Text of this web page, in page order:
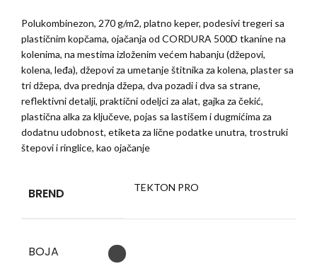
Polukombinezon, 270 g/m2, platno keper, podesivi tregeri sa
plastičnim kopčama, ojačanja od CORDURA 500D tkanine na
kolenima, na mestima izloženim većem habanju (džepovi,
kolena, leđa), džepovi za umetanje štitnika za kolena, plaster sa
tri džepa, dva prednja džepa, dva pozadi i dva sa strane,
reflektivni detalji, praktični odeljci za alat, gajka za čekić,
plastična alka za ključeve, pojas sa lastišem i dugmićima za
dodatnu udobnost, etiketa za lične podatke unutra, trostruki
štepovi i ringlice, kao ojačanje
BREND TEKTON PRO
BOJA